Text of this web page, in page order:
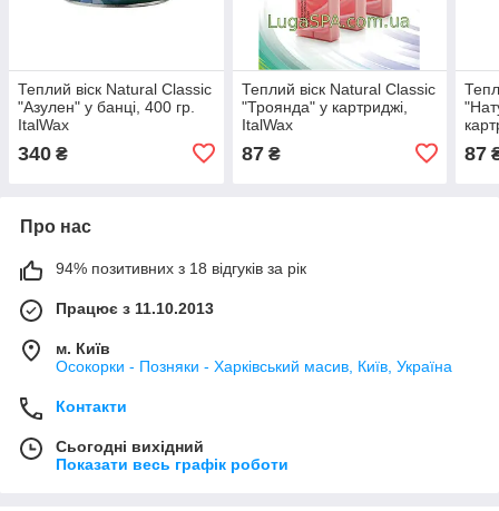
Теплий віск Natural Classic
"Азулен" у банці, 400 гр.
ItalWax
340 ₴
Теплий віск Natural Classic
"Троянда" у картриджі,
ItalWax
87₴ 87
Про нас
94% позитивних з 18 відгуків за рік
Працює з 11.10.2013
м. Київ
Осокорки - Позняки - Харківський масив, Київ, Україна
Контакти
Сьогодні вихідний
Показати весь графік роботи